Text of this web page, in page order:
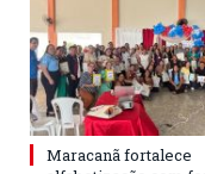
Maracanã fortalece